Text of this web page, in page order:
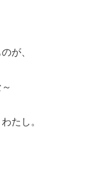
が、
たし。